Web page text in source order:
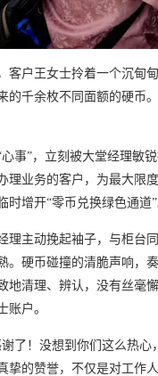
客户王女士拎着一个沉甸
的千余枚不同面额的硬币
心事”，立刻被大堂经理敏
理业务的客户，为最大限
时增开“零币兑换绿色通道”
理主动挽起袖子，与柜台
。硬币碰撞的清脆声响，
地清理、辨认，没有丝毫
账户。
谢了！没想到你们这么热
挚的赞誉，不仅是对工作